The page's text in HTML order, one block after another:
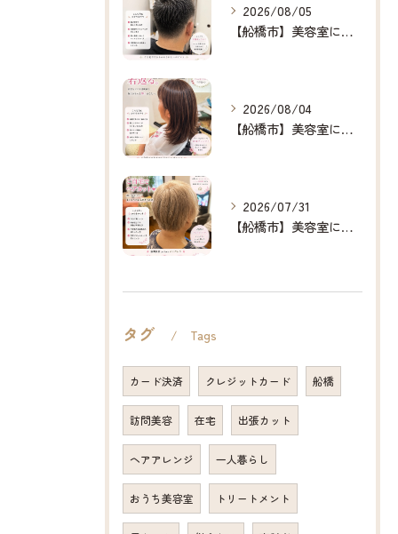
2026/08/05
【船橋市】美容室に行けない…をなくしたい✂️✨
2026/08/04
【船橋市】美容室に行けない…をなくしたい✂️✨
2026/07/31
【船橋市】美容室に行けない…をなくしたい✂️✨
タグ Tags
カード決済 クレジットカード 船橋
訪問美容 在宅 出張カット
ヘアアレンジ 一人暮らし
おうち美容室 トリートメント